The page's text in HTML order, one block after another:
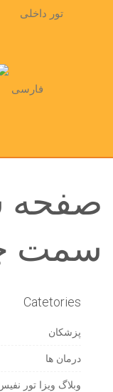
تور داخلی
فارسی
صفحه
سمت
Catetories
پزشکان
درمان ها
وبلاگ ویزا تور